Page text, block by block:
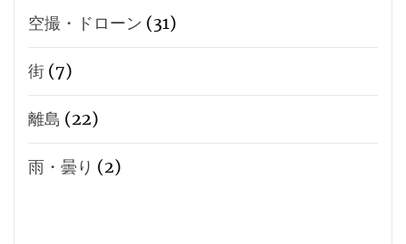
空撮・ドローン (31)
街 (7)
離島 (22)
雨・曇り (2)